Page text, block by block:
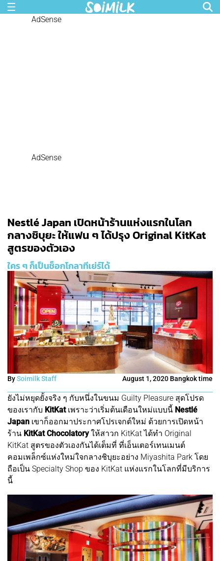
AdSense
AdSense
Nestlé Japan เปิดหน้าร้านแห่งแรกในโลก
กลางชิบุยะ ให้แฟน ๆ ได้ปรุง Original KitKat
สูตรของตัวเอง
ใคร ๆ ก็เป็นช็อกโกลาทีเย่ร์ได้
BySoimilk Staff August 1, 2020 Bangkok time
ยังไม่หยุดยั้งจริง ๆ กับหนึ่งในขนม Guilty Pleasure สุดโปรด
ของเรากับ KitKat เพราะว่าเริ่มต้นเดือนใหม่แบบนี้ Nestlé
Japan เขาก็ออกมาประกาศโปรเจกต์ใหม่ ด้วยการเปิดหน้า
ร้าน KitKat Chocolatoryให้สาวก KitKat ได้ทำ Original
KitKat สูตรของตัวเองกันได้เต็มที่ ที่เอ็นเตอร์เทนเมนต์
คอมเพล็กซ์แห่งใหม่ใจกลางชิบุยะอย่าง Miyashita Park โดย
ถือเป็น Specialty Shop ของ KitKat แห่งแรกในโลกที่มีบริการ
นี้